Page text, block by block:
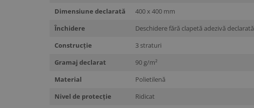
Dimensiune declarată
400 x 400 mm
Închidere
Deschidere fără clapetă adezivă declarată
Construcție
3 straturi
Gramaj declarat
90 g/m²
Material
Polietilenă
Nivel de protecție
Ridicat